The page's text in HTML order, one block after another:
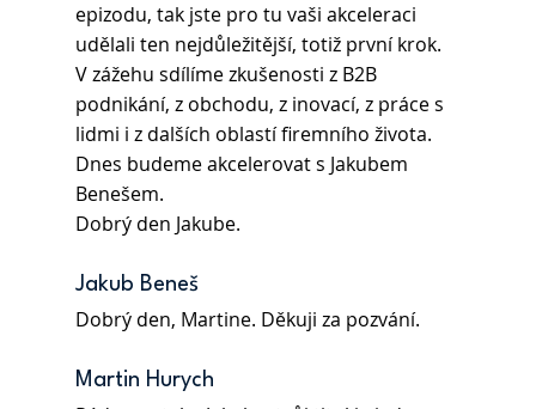
epizodu, tak jste pro tu vaši akceleraci
udělali ten nejdůležitější, totiž první krok.
V zážehu sdílíme zkušenosti z B2B
podnikání, z obchodu, z inovací, z práce s
lidmi i z dalších oblastí firemního života.
Dnes budeme akcelerovat s Jakubem
Benešem.
Dobrý den Jakube.
Jakub Beneš
Dobrý den, Martine. Děkuji za pozvání.
Martin Hurych